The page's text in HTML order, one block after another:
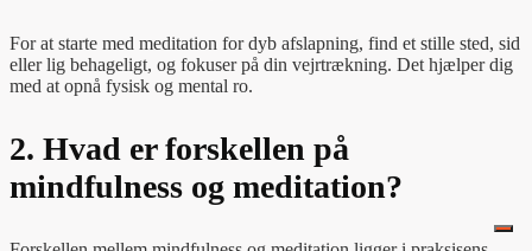
For at starte med meditation for dyb afslapning, find et stille sted, sid
eller lig behageligt, og fokuser på din vejrtrækning. Det hjælper dig
med at opnå fysisk og mental ro.
2. Hvad er forskellen på
mindfulness og meditation?